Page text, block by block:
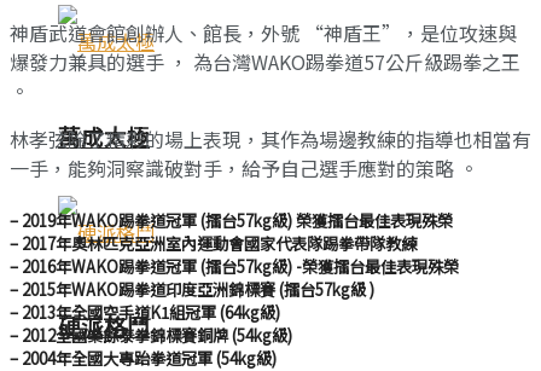
萬成太極
硬派格鬥
神盾武道會館創辦人、館長，外號 “神盾王”，是位攻速與
爆發力兼具的選手 ， 為台灣WAKO踢拳道57公斤級踢拳之王
。
林孝弦除了精彩的場上表現，其作為場邊教練的指導也相當有
一手，能夠洞察識破對手，給予自己選手應對的策略 。
– 2019年WAKO踢拳道冠軍 (擂台57kg級) 榮獲擂台最佳表現殊榮
– 2017年奧林匹克亞洲室內運動會國家代表隊踢拳帶隊教練
– 2016年WAKO踢拳道冠軍 (擂台57kg級) -榮獲擂台最佳表現殊榮
– 2015年WAKO踢拳道印度亞洲錦標賽 (擂台57kg級 )
– 2013年全國空手道K1組冠軍 (64kg級)
– 2012全國業餘泰拳錦標賽銅牌 (54kg級)
– 2004年全國大專跆拳道冠軍 (54kg級)